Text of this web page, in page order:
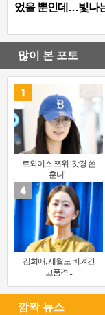
었을 뿐인데…빛나
많이 본 포토
트와이스 쯔위 ‘갓경 쓴
훈녀’..
김희애, 세월도 비켜간
고품격 ..
깜짝 뉴스